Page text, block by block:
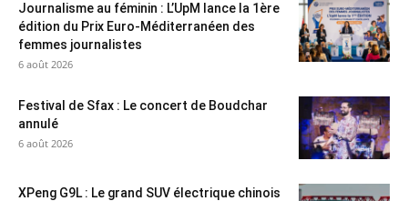
Journalisme au féminin : L’UpM lance la 1ère
édition du Prix Euro-Méditerranéen des
femmes journalistes
6 août 2026
Festival de Sfax : Le concert de Boudchar
annulé
6 août 2026
XPeng G9L : Le grand SUV électrique chinois